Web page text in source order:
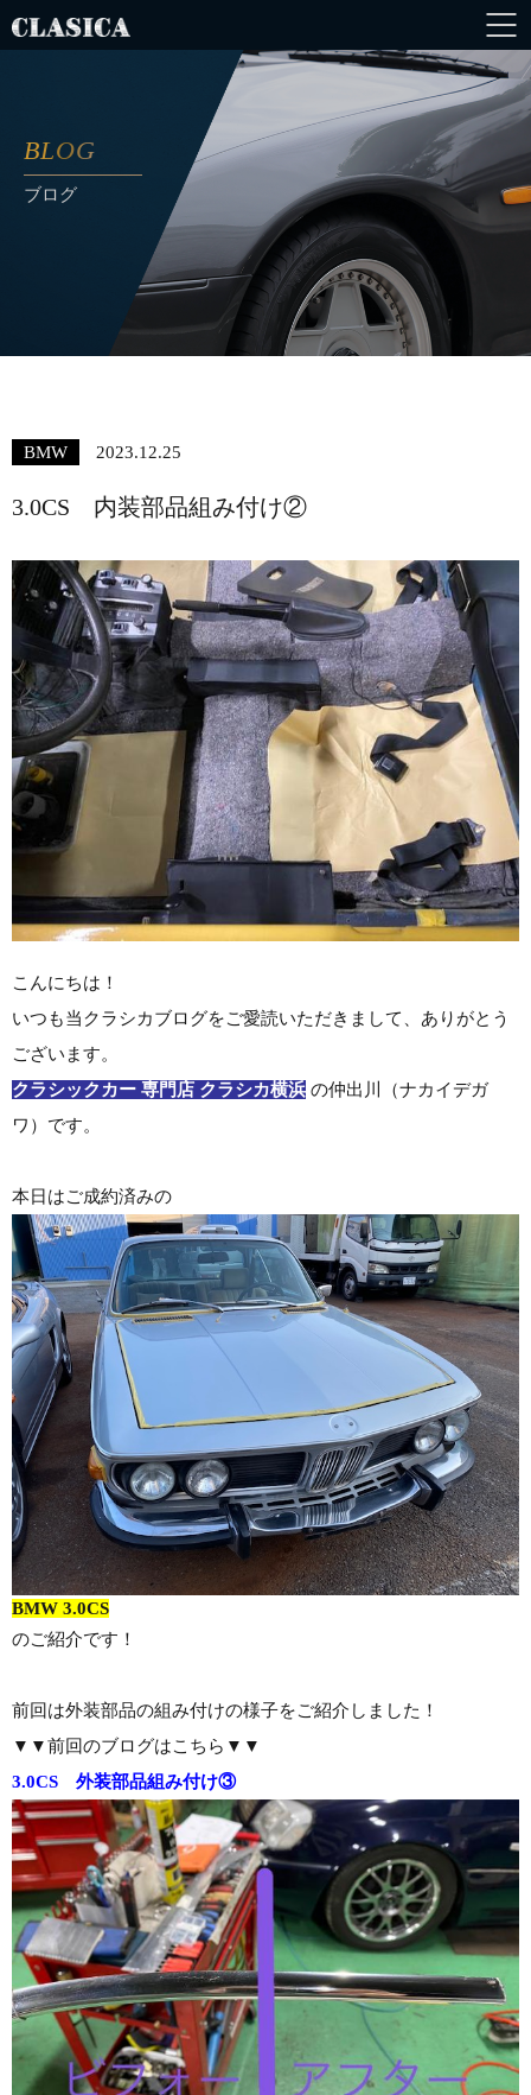
BLOG
ブログ
BMW 2023.12.25
3.0CS 内装部品組み付け②
こんにちは！
いつも当クラシカブログをご愛読いただきまして、ありがとう
ございます。
クラシックカー 専門店 クラシカ横浜 の仲出川（ナカイデガ
ワ）です。
本日はご成約済みの
BMW 3.0CS
のご紹介です！
前回は外装部品の組み付けの様子をご紹介しました！
▼▼前回のブログはこちら▼▼
3.0CS 外装部品組み付け③